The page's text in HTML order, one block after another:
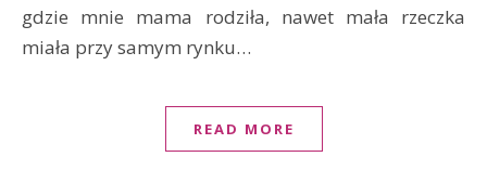
gdzie mnie mama rodziła, nawet mała rzeczka
miała przy samym rynku…
READ MORE